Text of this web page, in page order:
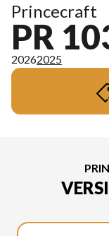
Princecraft
PR
20262025